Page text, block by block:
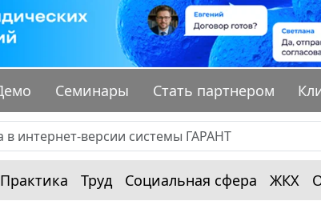
Семинары Стать партнером
Практика Труд Социальная сфера ЖКХ